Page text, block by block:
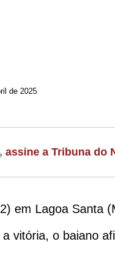
Atualizado em 12 de abril de 2025
assine a Tribuna do
em Lagoa Santa
vitória, o baiano